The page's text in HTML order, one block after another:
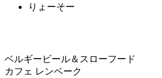
りょーそー
ベルギービール＆スローフード
カフェ レンベーク